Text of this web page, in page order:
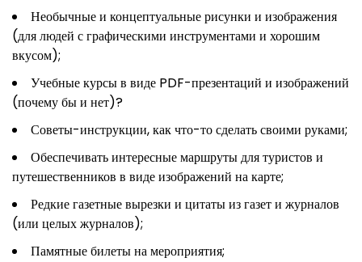
Необычные и концептуальные рисунки и изображения
(для людей с графическими инструментами и хорошим
вкусом);
Учебные курсы в виде PDF-презентаций и изображений
(почему бы и нет)?
Советы-инструкции, как что-то сделать своими руками;
Обеспечивать интересные маршруты для туристов и
путешественников в виде изображений на карте;
Редкие газетные вырезки и цитаты из газет и журналов
(или целых журналов);
Памятные билеты на мероприятия;